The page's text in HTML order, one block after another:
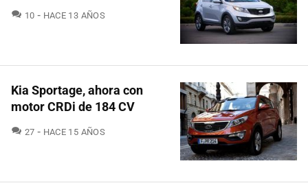
10 COMENTARIOS
HACE 13 AÑOS
Kia Sportage, ahora con
motor CRDi de 184 CV
27 COMENTARIOS
HACE 15 AÑOS